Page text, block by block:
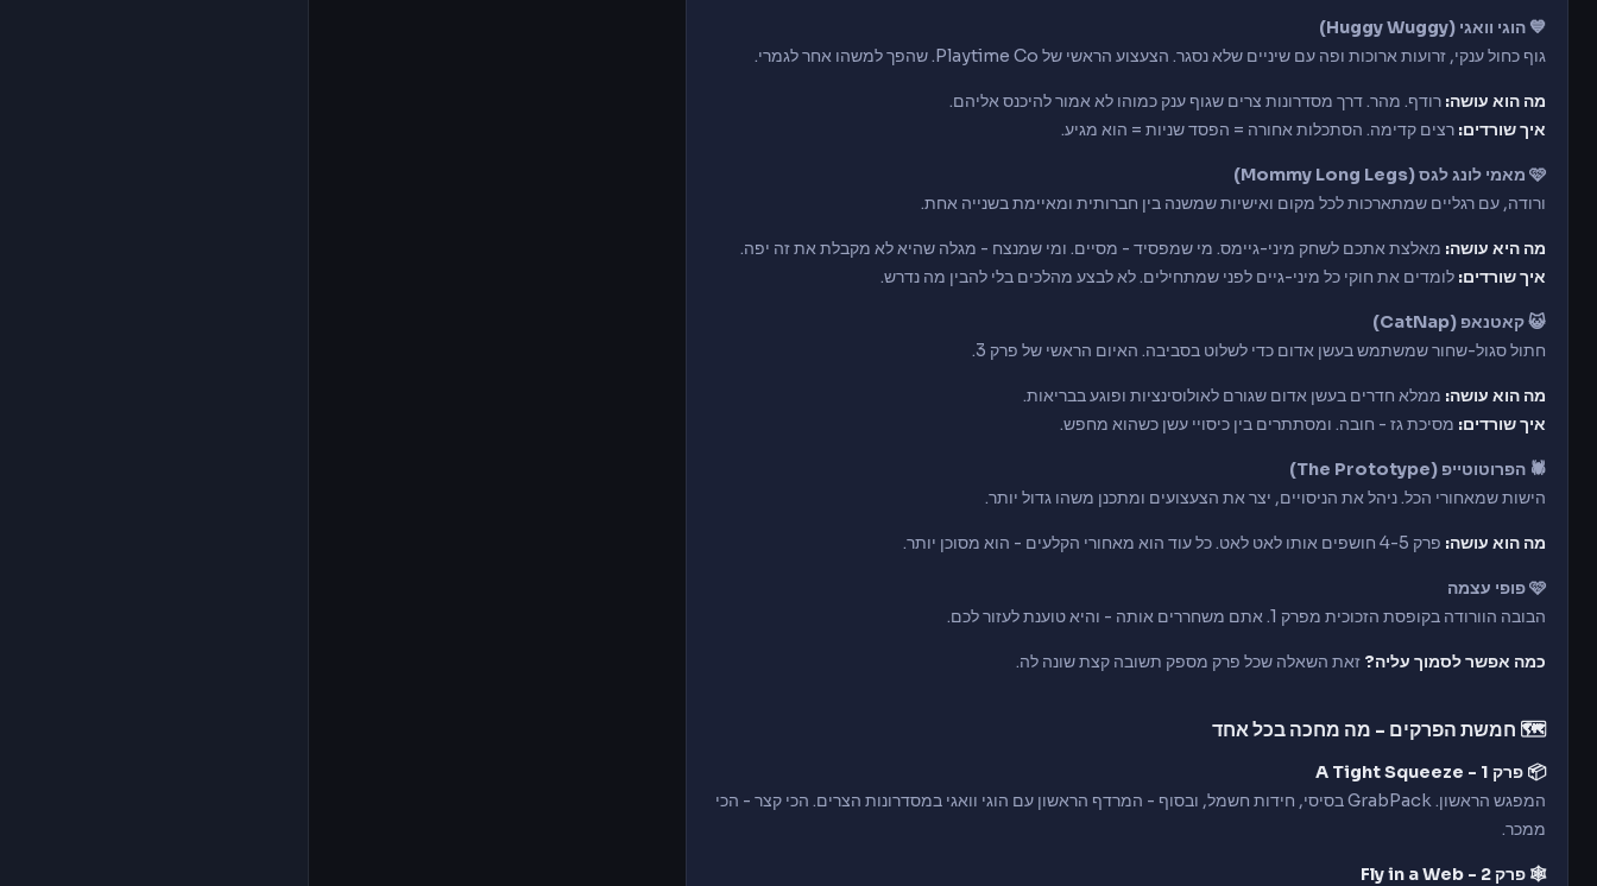
💙 הוגי וואגי (Huggy Wuggy)
גוף כחול ענקי, זרועות ארוכות ופה עם שיניים שלא נסגר. הצעצוע הראשי של Playtime Co. שהפך למשהו אחר לגמרי.
מה הוא עושה: רודף. מהר. דרך מסדרונות צרים שגוף ענק כמוהו לא אמור להיכנס אליהם.
איך שורדים: רצים קדימה. הסתכלות אחורה = הפסד שניות = הוא מגיע.
🩷 מאמי לונג לגס (Mommy Long Legs)
ורודה, עם רגליים שמתארכות לכל מקום ואישיות שמשנה בין חברותית ומאיימת בשנייה אחת.
מה היא עושה: מאלצת אתכם לשחק מיני-גיימס. מי שמפסיד - מסיים. ומי שמנצח - מגלה שהיא לא מקבלת את זה יפה.
איך שורדים: לומדים את חוקי כל מיני-גיים לפני שמתחילים. לא לבצע מהלכים בלי להבין מה נדרש.
😺 קאטנאפ (CatNap)
חתול סגול-שחור שמשתמש בעשן אדום כדי לשלוט בסביבה. האיום הראשי של פרק 3.
מה הוא עושה: ממלא חדרים בעשן אדום שגורם לאולוסינציות ופוגע בבריאות.
איך שורדים: מסיכת גז - חובה. ומסתתרים בין כיסויי עשן כשהוא מחפש.
🕷️ הפרוטוטייפ (The Prototype)
הישות שמאחורי הכל. ניהל את הניסויים, יצר את הצעצועים ומתכנן משהו גדול יותר.
מה הוא עושה: פרק 4-5 חושפים אותו לאט לאט. כל עוד הוא מאחורי הקלעים - הוא מסוכן יותר.
🩷 פופי עצמה
הבובה הוורודה בקופסת הזכוכית מפרק 1. אתם משחררים אותה - והיא טוענת לעזור לכם.
כמה אפשר לסמוך עליה? זאת השאלה שכל פרק מספק תשובה קצת שונה לה.
🗺️ חמשת הפרקים - מה מחכה בכל אחד
📦 פרק 1 - A Tight Squeeze
המפגש הראשון. GrabPack בסיסי, חידות חשמל, ובסוף - המרדף הראשון עם הוגי וואגי במסדרונות הצרים. הכי קצר - הכי
ממכר.
🕸️ פרק 2 - Fly in a Web